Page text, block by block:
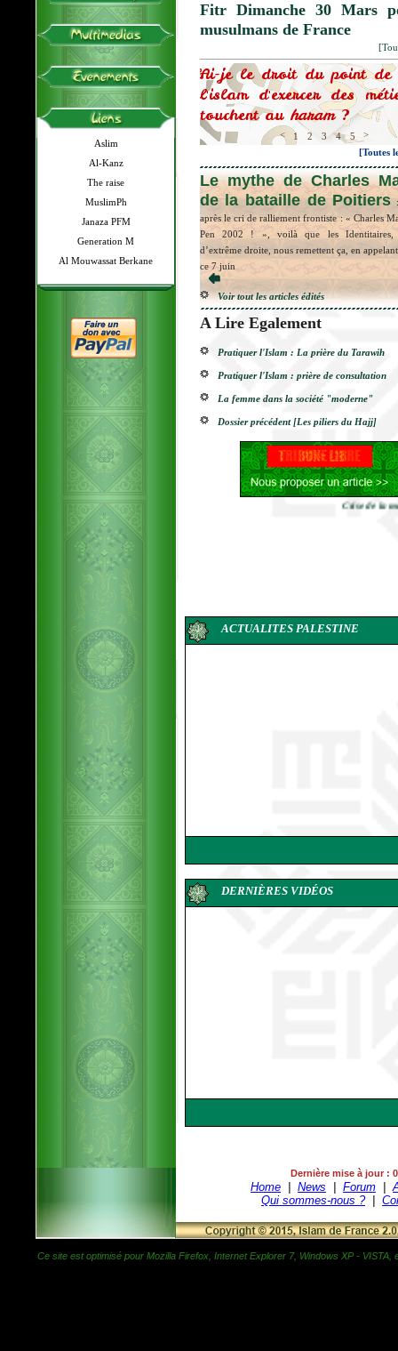
Aslim
Al-Kanz
The raise
MuslimPh
Janaza PFM
Generation M
Al Mouwassat Berkane
Fitr Dimanche 30 Mars
musulmans de France
dites vous que Yussuf
était juif alors que le
qu'il fut musulman ?
Ai-je le droit du point de
l'islam d'exercer des
touchent au haram?
1 2 3 4 5
<
>
[Toutes
un verre de vin par
pas bon pour la santé
étude sur la fréquence et l’impact de la
pour la santé. Auc
Le mythe de Charles
de la bataille de Poitiers
après le cri de ralliement frontiste : « Charles
Pen 2002 ! », voilà que les Identitaires,
d’extrême droite, nous remettent ça, en
ce 7 juin
Voir tout les articles édités
A Lire Egalement
Pratiquer l'Islam : La prière du Tarawih
Pratiquer l'Islam : prière de consultation
La femme dans la société "moderne"
Dossier précédent [Les piliers du Hajj]
Crise de la
ACTUALITES PALESTINE
DERNIÈRES VIDÉOS
Dernière mise à jour :
Home News Forum
Qui sommes-nous ?|
Ce site est optimisé pour Mozilla Firefox, Internet Explorer 7, Windows XP -